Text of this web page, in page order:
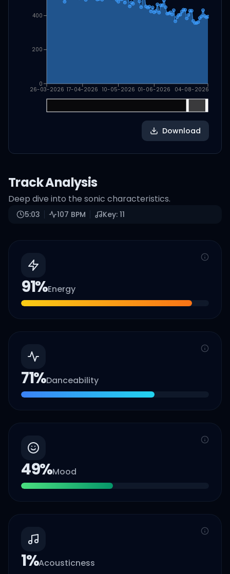
26-03-2026 17-04-2026 10-05-2026 01-06-2026 04-08-2026
0
200
400
Download
Track Analysis
Deep dive into the sonic characteristics.
5:03 107 BPM Key: 11
91%Energy
71%Danceability
49%Mood
1%Acousticness